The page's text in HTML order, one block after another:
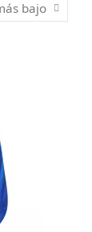
bajo